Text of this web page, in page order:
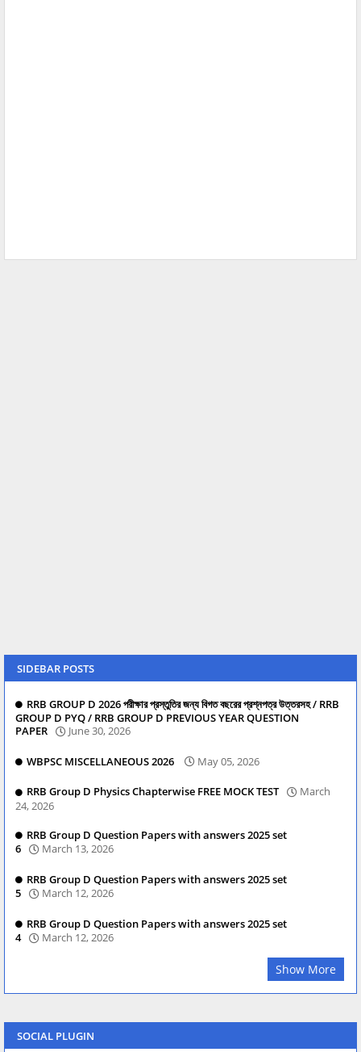
SIDEBAR POSTS
RRB GROUP D 2026 পরীক্ষার প্রস্তুতির জন্য বিগত বছরের প্রশ্নপত্র উত্তরসহ / RRB
GROUP D PYQ / RRB GROUP D PREVIOUS YEAR QUESTION
PAPER
June 30, 2026
WBPSC MISCELLANEOUS 2026 May 05, 2026
RRB Group D Physics Chapterwise FREE MOCK TEST
March
24, 2026
RRB Group D Question Papers with answers 2025 set
6
March 13, 2026
RRB Group D Question Papers with answers 2025 set
5
March 12, 2026
RRB Group D Question Papers with answers 2025 set
4
March 12, 2026
Show More
SOCIAL PLUGIN